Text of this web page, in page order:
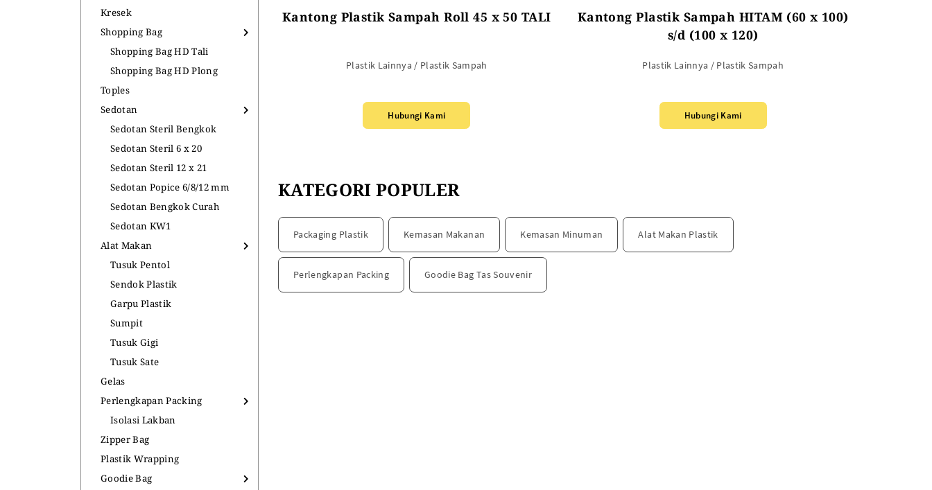
Kresek
Shopping Bag
Shopping Bag HD Tali
Shopping Bag HD Plong
Toples
Sedotan
Sedotan Steril Bengkok
Sedotan Steril 6 x 20
Sedotan Steril 12 x 21
Sedotan Popice 6/8/12 mm
Sedotan Bengkok Curah
Sedotan KW1
Alat Makan
Tusuk Pentol
Sendok Plastik
Garpu Plastik
Sumpit
Tusuk Gigi
Tusuk Sate
Gelas
Perlengkapan Packing
Isolasi Lakban
Zipper Bag
Plastik Wrapping
Goodie Bag
Kantong Plastik Sampah Roll 45 x 50 TALI
Plastik Lainnya / Plastik Sampah
Hubungi Kami
Kantong Plastik Sampah HITAM (60 x 100)
s/d (100 x 120)
Plastik Lainnya / Plastik Sampah
Hubungi Kami
KATEGORI POPULER
Packaging Plastik Kemasan Makanan Kemasan Minuman Alat Makan Plastik
Perlengkapan Packing Goodie Bag Tas Souvenir